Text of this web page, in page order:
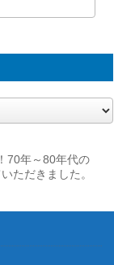
70年～80年代の
ただきました。